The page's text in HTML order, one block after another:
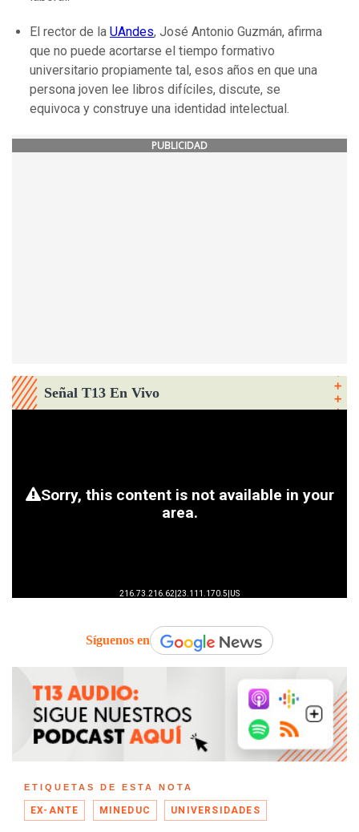
El rector de la UAndes, José Antonio Guzmán, afirma
que no puede acortarse el tiempo formativo
universitario propiamente tal, esos años en que una
persona joven lee libros difíciles, discute, se
equivoca y construye una identidad intelectual.
PUBLICIDAD
Señal T13 En Vivo
Síguenos en
ETIQUETAS DE ESTA NOTA
EX-ANTE MINEDUC UNIVERSIDADES